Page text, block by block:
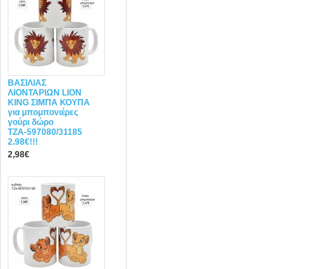
ΒΑΣΙΛΙΑΣ
ΛΙΟΝΤΑΡΙΩΝ LION
KING ΣΙΜΠΑ ΚΟΥΠΑ
για μπομπονιέρες
γούρι δώρο
ΤΖΑ-597080/31185
2.98€!!!
2,98€